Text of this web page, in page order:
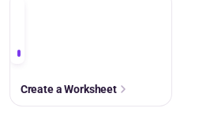
Create a Worksheet